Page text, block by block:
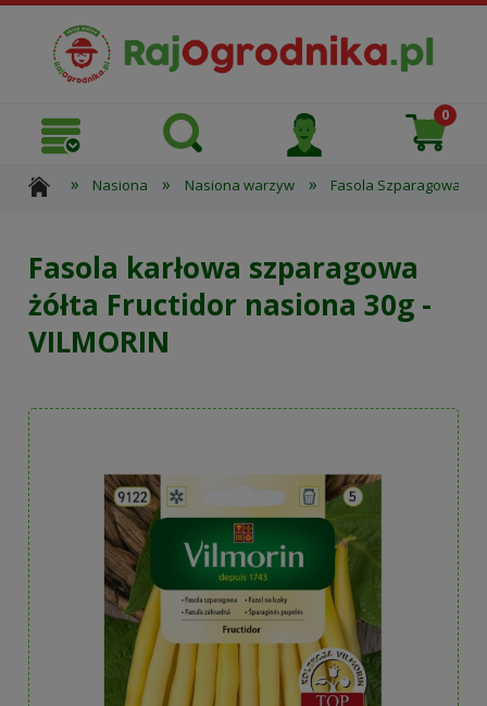
» Nasiona » Nasiona warzyw » Fasola Szparagowa
Fasola karłowa szparagowa
żółta Fructidor nasiona 30g -
VILMORIN